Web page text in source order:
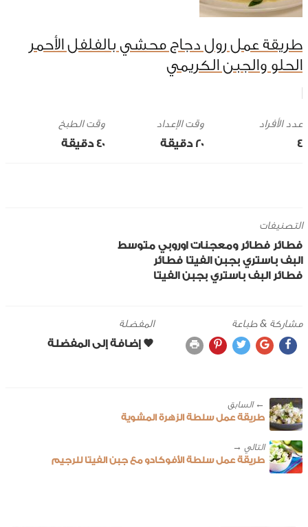
طريقة عمل رول دجاج محشي بالفلفل الأحمر
الحلو والجبن الكريمي
4
وقت الإعداد
20 ‎دقيقة
وقت الطبخ
40 ‎دقيقة
التصنيفات
فطائر فطائر ومعجنات اوروبي متوسط
البف باستري بجبن الفيتا فطائر
فطائر البف باستري بجبن الفيتا
مشاركة & طباعة المفضلة
← ‎السابق
طريقة عمل سلطة الزهرة المشوية
طريقة عمل سلطة الأفوكادو مع جبن الفيتا للرجيم